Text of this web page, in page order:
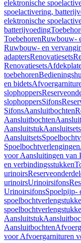
elektronische
spoelactivering,
elektronische
batterijvoeding
ToebehorenRuwbouw-
Ruwbouw- en
adaptersRenovatiesets
Renovatiesets
toebehoren
en bidets
slophoppers
slophoppersSifons
SifonsAansluitbochten
Aansluitbochten
AansluitstukAansluitsets
Aansluitsets
Spoelbochtverlengingen
voor Aansluitingen van
en verbindingsstukken
urinoirs
urinoirsUrinoirsifons
UrinoirsifonsSpoelpijp-
Aansluitstuk
Aansluitbochten
voor Afvoergarnituren